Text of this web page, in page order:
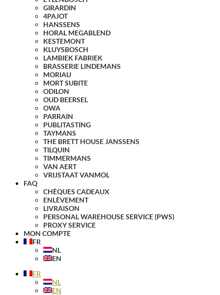
GIRARDIN
4PAJOT
HANSSENS
HORAL MEGABLEND
KESTEMONT
KLUYSBOSCH
LAMBIEK FABRIEK
BRASSERIE LINDEMANS
MORIAU
MORT SUBITE
ODILON
OUD BEERSEL
OWA
PARRAIN
PUBLITASTING
TAYMANS
THE BRETT HOUSE JANSSENS
TILQUIN
TIMMERMANS
VAN AERT
VRIJSTAAT VANMOL
FAQ
CHÈQUES CADEAUX
ENLÈVEMENT
LIVRAISON
PERSONAL WAREHOUSE SERVICE (PWS)
PROXY SERVICE
MON COMPTE
FR
NL
EN
FR
NL
EN